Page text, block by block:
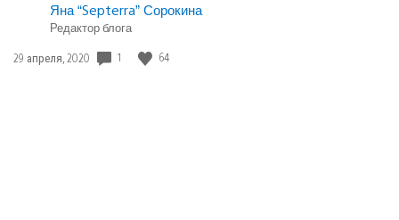
Яна “Septerra” Сорокина
Редактор блога
Дата
29 апреля, 2020 1 64